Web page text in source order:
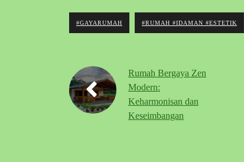
#GAYARUMAH #RUMAH #IDAMAN #ESTETIK
Rumah Bergaya Zen
Modern:
Keharmonisan dan
Keseimbangan